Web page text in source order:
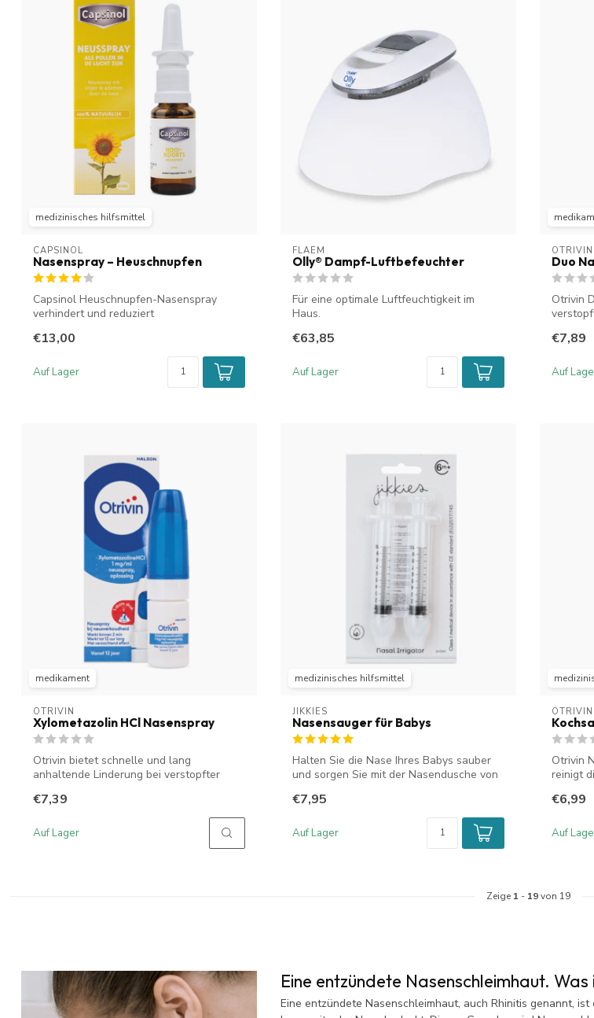
medizinisches hilfsmittel
CAPSINOL
Nasenspray – Heuschnupfen
Capsinol Heuschnupfen-Nasenspray
verhindert und reduziert
€13,00
Auf Lager
FLAEM
Olly® Dampf-Luftbefeuchter
Für eine optimale Luftfeuchtigkeit im
Haus.
€63,85
Auf Lager
OTRIVIN
Duo
Otrivin
€7,89
Auf
medikament
OTRIVIN
Xylometazolin HCl Nasenspray
Otrivin bietet schnelle und lang
anhaltende Linderung bei verstopfter
€7,39
Auf Lager
medizinisches hilfsmittel
JIKKIES
Nasensauger für Babys
Halten Sie die Nase Ihres Babys sauber
und sorgen Sie mit der Nasendusche von
€7,95
Auf Lager
OTRIVIN
Otrivin
reinigt
€6,99
Auf
Zeige 1 - 19von 19
Eine entzündete Nasenschleimhaut.
Eine entzündete Nasenschleimhaut, auch Rhinitis genannt,